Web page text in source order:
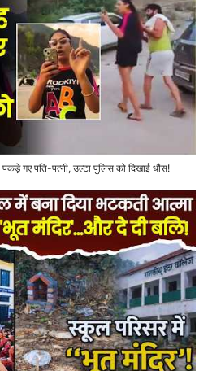
गए पति-पत्नी, उल्टा पुलिस को दिखाई धौंस!